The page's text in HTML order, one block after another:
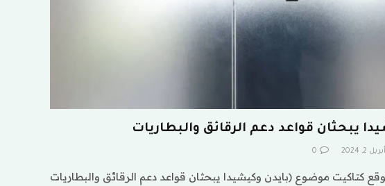
يبحثان قواعد دعم الرقائق والبطاريات
أبريل 2, 2024 0
كتاكيت موضوع (بايدن وكيشيدا يبحثان قواعد دعم الرقائق والبطاريات